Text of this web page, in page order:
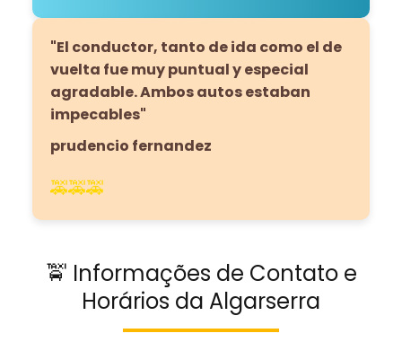
"El conductor, tanto de ida como el de
vuelta fue muy puntual y especial
agradable. Ambos autos estaban
impecables"
prudencio fernandez
🚕🚕🚕
🚖 Informações de Contato e
Horários da Algarserra